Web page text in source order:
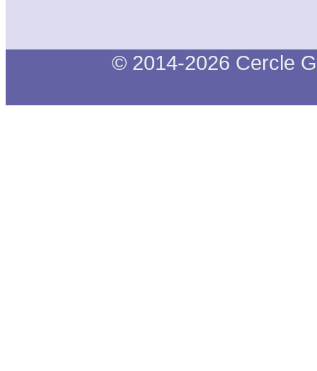
© 2014-2026 Cercle